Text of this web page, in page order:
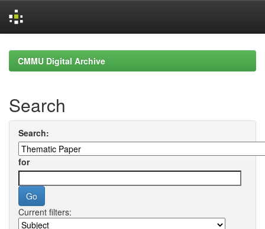
navigationCMMU Digital Archive
Search
Search:
for
Current filters: